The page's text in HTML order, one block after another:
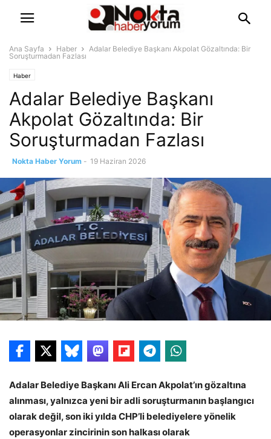
Ana Sayfa Haber
Adalar Belediye Başkanı Akpolat Gözaltında: Bir
Soruşturmadan Fazlası
Haber
Adalar Belediye Başkanı
Akpolat Gözaltında: Bir
Soruşturmadan Fazlası
Nokta Haber Yorum - 19 Haziran 2026
Adalar Belediye Başkanı Ali Ercan Akpolat’ın gözaltına
alınması, yalnızca yeni bir adli soruşturmanın başlangıcı
olarak değil, son iki yılda CHP’li belediyelere yönelik
operasyonlar zincirinin son halkası olarak